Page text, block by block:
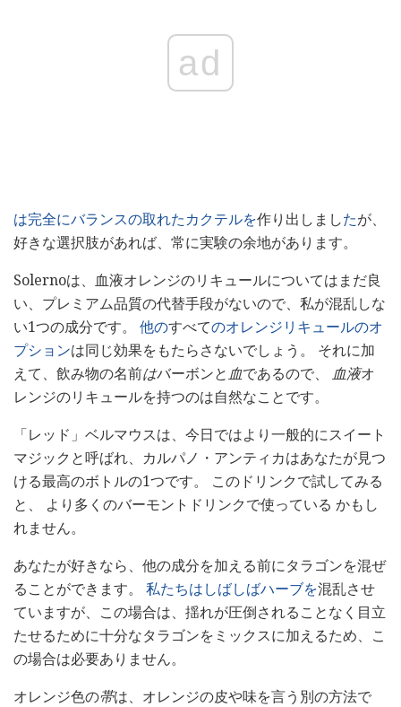
ad
は完全にバランスの取れたカクテルを作り出しましたが、
好きな選択肢があれば、常に実験の余地があります。
Solernoは、血液オレンジのリキュールについてはまだ良
い、プレミアム品質の代替手段がないので、私が混乱しな
い1つの成分です。 他のすべてのオレンジリキュールのオ
プションは同じ効果をもたらさないでしょう。 それに加
えて、飲み物の名前はバーボンと 血であるので、 血液オ
レンジのリキュールを持つのは自然なことです。
「レッド」ベルマウスは、今日ではより一般的にスイート
マジックと呼ばれ、カルパノ・アンティカはあなたが見つ
ける最高のボトルの1つです。 このドリンクで試してみる
と、 より多くのバーモントドリンクで使っている かもし
れません。
あなたが好きなら、他の成分を加える前にタラゴンを混ぜ
ることができます。 私たちはしばしばハーブを混乱させ
ていますが、この場合は、揺れが圧倒されることなく目立
たせるために十分なタラゴンをミックスに加えるため、こ
の場合は必要ありません。
オレンジ色の帯は、オレンジの皮や味を言う別の方法で